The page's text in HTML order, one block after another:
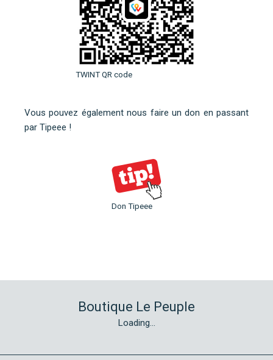
TWINT QR code
Vous pouvez également nous faire un don en passant
par Tipeee !
Don Tipeee
Boutique Le Peuple
Loading...